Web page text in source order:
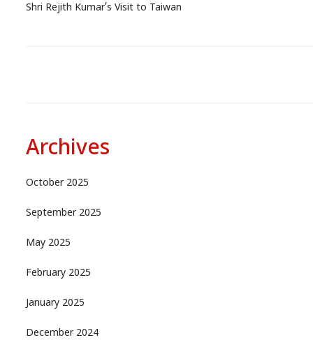
Shri Rejith Kumar’s Visit to Taiwan
Archives
October 2025
September 2025
May 2025
February 2025
January 2025
December 2024